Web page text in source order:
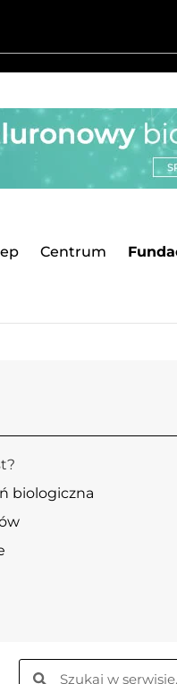
Centrum
biologiczna